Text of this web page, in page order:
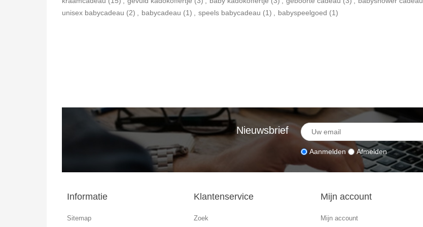
unisex babycadeau (2) babycadeau (1) speels babycadeau (1) babyspeelgoed (1)
Nieuwsbrief
Aanmelden Afmelden
Informatie
Sitemap
Klantenservice
Zoek
Mijn account
Mijn account